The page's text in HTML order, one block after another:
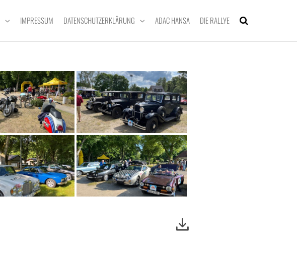
IMPRESSUM DATENSCHUTZERKLÄRUNG ADAC HANSA DIE RALLYE